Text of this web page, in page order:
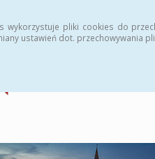
wykorzystuje pliki cookies do
ustawień dot. przechowywania